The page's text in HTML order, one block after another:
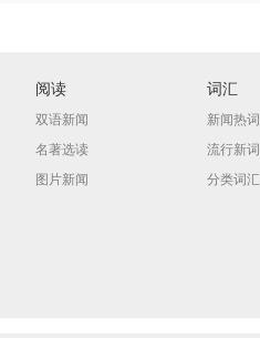
阅读
双语新闻
名著选读
图片新闻
词汇
新闻热词
流行新词
分类词汇